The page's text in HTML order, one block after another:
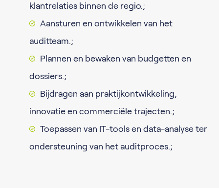
klantrelaties binnen de regio.;
Aansturen en ontwikkelen van het
auditteam.;
Plannen en bewaken van budgetten en
dossiers.;
Bijdragen aan praktijkontwikkeling,
innovatie en commerciële trajecten.;
Toepassen van IT-tools en data-analyse ter
ondersteuning van het auditproces.;